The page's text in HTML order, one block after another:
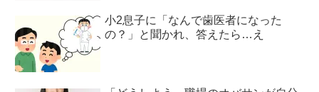
小2息子に「なんで歯医者になった
の？」と聞かれ、答えたら…え